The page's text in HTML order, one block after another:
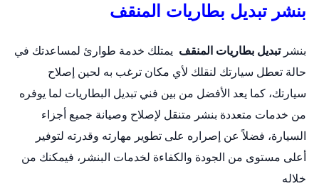
بنشر تبديل بطاريات المنقف
بنشرتبديل بطاريات المنقف يمتلك خدمة طوارئ لمساعدتك في
حالة تعطل سيارتك لنقلك لأي مكان ترغب به لحين إصلاح
سيارتك، كما يعد الأفضل من بين فني تبديل البطاريات لما يوفره
من خدمات متعددة بنشر متنقل لإصلاح وصيانة جميع أجزاء
السيارة، فضلاً عن إصراره على تطوير مهارته وقدرته لتوفير
أعلى مستوى من الجودة والكفاءة لخدمات البنشر، فيمكنك من
خلاله